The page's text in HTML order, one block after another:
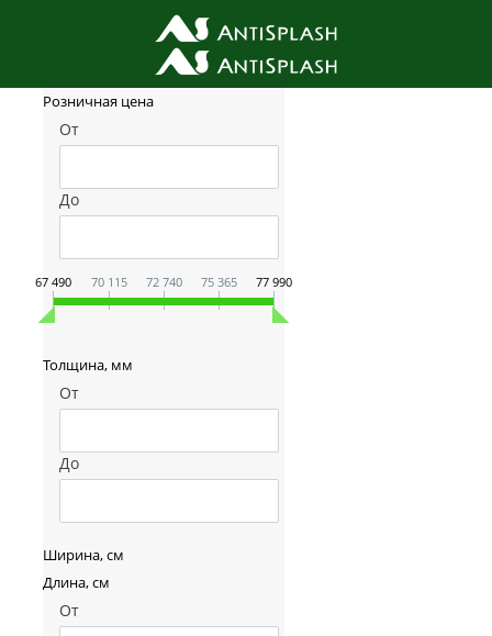
Фильтр товаров
Розничная цена
От
До
67 490 70 115 72 740 75 365 77 990
Толщина, мм
От
До
Ширина, см
Длина, см
От